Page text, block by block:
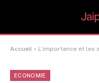
Accueil » L’importance et les
ECONOMIE